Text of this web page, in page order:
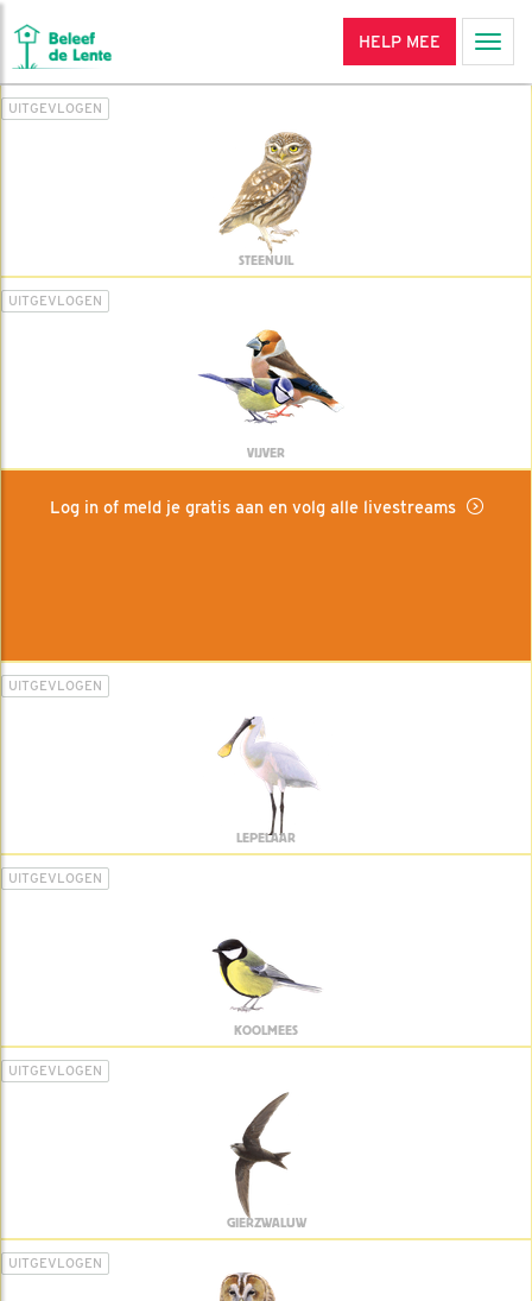
HELP MEE
UITGEVLOGEN
STEENUIL
UITGEVLOGEN
VIJVER
Log in of meld je gratis aan en volg alle livestreams
UITGEVLOGEN
LEPELAAR
UITGEVLOGEN
KOOLMEES
UITGEVLOGEN
GIERZWALUW
UITGEVLOGEN